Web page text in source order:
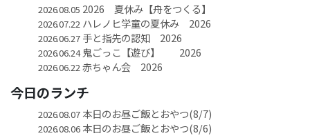
2026.08.05 2026 夏休み【舟をつくる】
2026.07.22 ハレノヒ学童の夏休み 2026
2026.06.27手と指先の認知 2026
2026.06.24鬼ごっこ【遊び】 2026
2026.06.22 赤ちゃん会 2026
今日のランチ
2026.08.07本日のお昼ご飯とおやつ(8/7)
2026.08.06本日のお昼ご飯とおやつ(8/6)